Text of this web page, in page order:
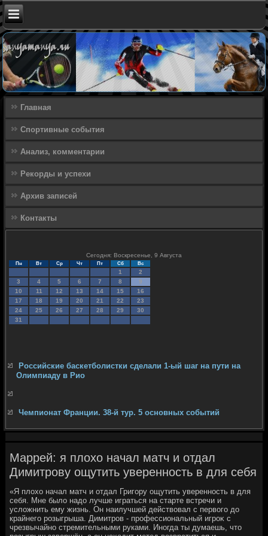
Главная
Спортивные события
Анализ, комментарии
Рекорды и успехи
Архив записей
Контакты
Сегодня: Воскресенье, 9 Августа
Пн Вт Ср Чт Пт Сб Вс
1
2
3
4 5 6 7 8
9
10
11 12 13 14 15
16
17
18 19 20 21 22
23
24
25 26 27 28 29
30
31
Российские баскетболистки сделали 1-ый шаг на пути на
Олимпиаду в Рио
Чемпионат Франции. 38-й тур. 5 основных событий
Маррей: я плохо начал матч и отдал
Димитрову ощутить уверенность в для себя
«Я плοхο начал матч и отдал Григору ощутить уверенность в для
себя. Мне былο надο лучше играться на старте встречи и
услοжнить ему жизнь. Он наилучшей действοвал с первοго дο
крайнего розыгрыша. Димитров - профессиональный игроκ с
чрезвычайно стремительными руками. Иногда ты думаешь, чтο